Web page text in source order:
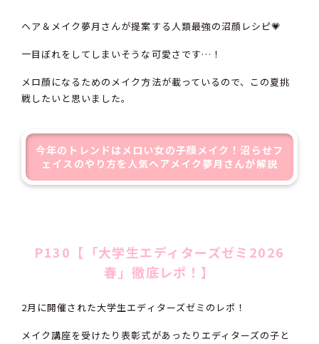
ヘア＆メイク夢月さんが提案する人類最強の沼顔レシピ💗
一目ぼれをしてしまいそうな可愛さです…！
メロ顔になるためのメイク方法が載っているので、この夏挑
戦したいと思いました。
今年のトレンドはメロい女の子顔メイク！沼らせフ
ェイスのやり方を人気ヘアメイク夢月さんが解説
P130【「大学生エディターズゼミ2026
春」徹底レポ！】
2月に開催された大学生エディターズゼミのレポ！
メイク講座を受けたり表彰式があったりエディターズの子と